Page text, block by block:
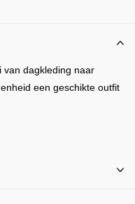
van dagkleding naar
een geschikte outfit